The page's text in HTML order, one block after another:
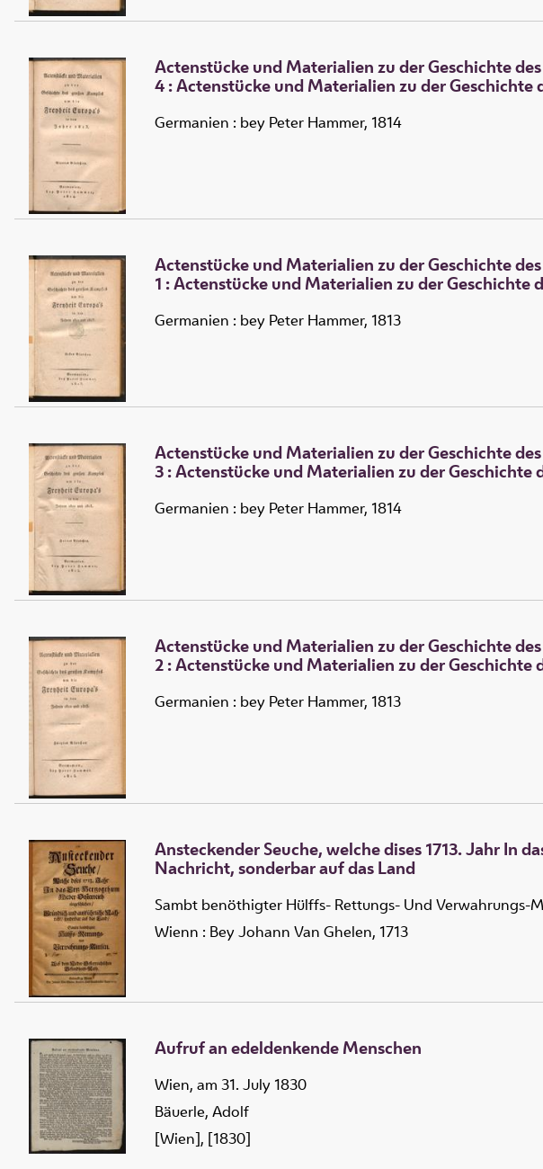
Actenstücke und Materialien zu der Geschichte
4 :Actenstücke und Materialien zu der Geschichte
Germanien : bey Peter Hammer, 1814
Actenstücke und Materialien zu der Geschichte
1 :Actenstücke und Materialien zu der Geschichte
Germanien : bey Peter Hammer, 1813
Actenstücke und Materialien zu der Geschichte
3 :Actenstücke und Materialien zu der Geschichte
Germanien : bey Peter Hammer, 1814
Actenstücke und Materialien zu der Geschichte
2 :Actenstücke und Materialien zu der Geschichte
Germanien : bey Peter Hammer, 1813
Ansteckender Seuche, welche dises 1713. Jahr In
Nachricht, sonderbar auf das Land
Sambt benöthigter Hülffs- Rettungs- Und Verwahrungs-
Wienn : Bey Johann Van Ghelen, 1713
Aufruf an edeldenkende Menschen
Wien, am 31. July 1830
Bäuerle, Adolf
[Wien], [1830]